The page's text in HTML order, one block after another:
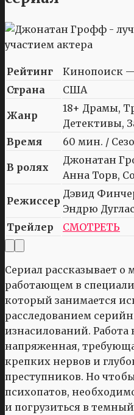
Рейтинг Кинопоиск
Страна
США
Жанр
18+ Драмы,
Детективы,
Время
60 мин. /
В ролях
Джонатан
Анна Торв,
Режиссер
Дэвид
Эндрю
Трейлер
СМОТРЕТЬ
Сериал рассказывает о
работающем в
который занимается
расследованием
изнасилований.
напряженная,
крепких нервов и
преступников. Но
психопатов,
и погрузиться в